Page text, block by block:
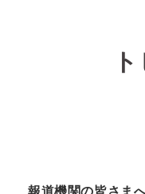
報道機関の皆さま